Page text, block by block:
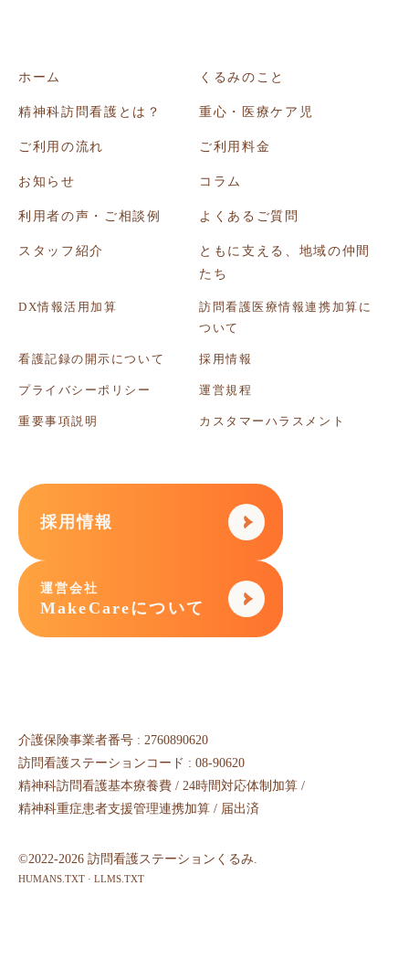
ホーム くるみのこと
精神科訪問看護とは？ 重心・医療ケア児
ご利用の流れ ご利用料金
お知らせ コラム
利用者の声・ご相談例 よくあるご質問
スタッフ紹介
ともに支える、地域の仲間
たち
DX情報活用加算
訪問看護医療情報連携加算に
ついて
看護記録の開示について 採用情報
プライバシーポリシー 運営規程
重要事項説明 カスタマーハラスメント
採用情報
運営会社
MakeCareについて
介護保険事業者番号 : 2760890620
訪問看護ステーションコード : 08-90620
精神科訪問看護基本療養費 / 24時間対応体制加算 /
精神科重症患者支援管理連携加算 / 届出済
©2022-2026 訪問看護ステーションくるみ.
HUMANS.TXT · LLMS.TXT